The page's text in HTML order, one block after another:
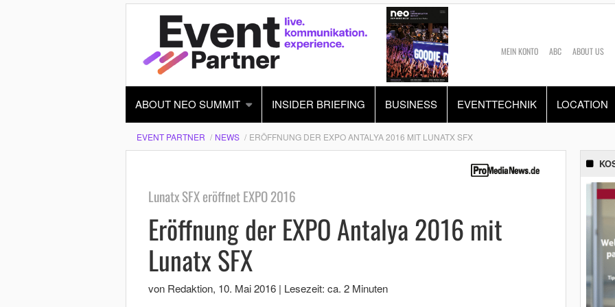
MEIN KONTO ABC ABOUT US
ABOUT NEO SUMMIT INSIDER BRIEFING BUSINESS EVENTTECHNIK LOCATION
EVENT PARTNER NEWS ERÖFFNUNG DER EXPO ANTALYA 2016 MIT LUNATX SFX
Lunatx SFX eröffnet EXPO 2016
Eröffnung der EXPO Antalya 2016 mit
Lunatx SFX
von Redaktion, 10. Mai 2016 | Lesezeit: ca. 2 Minuten